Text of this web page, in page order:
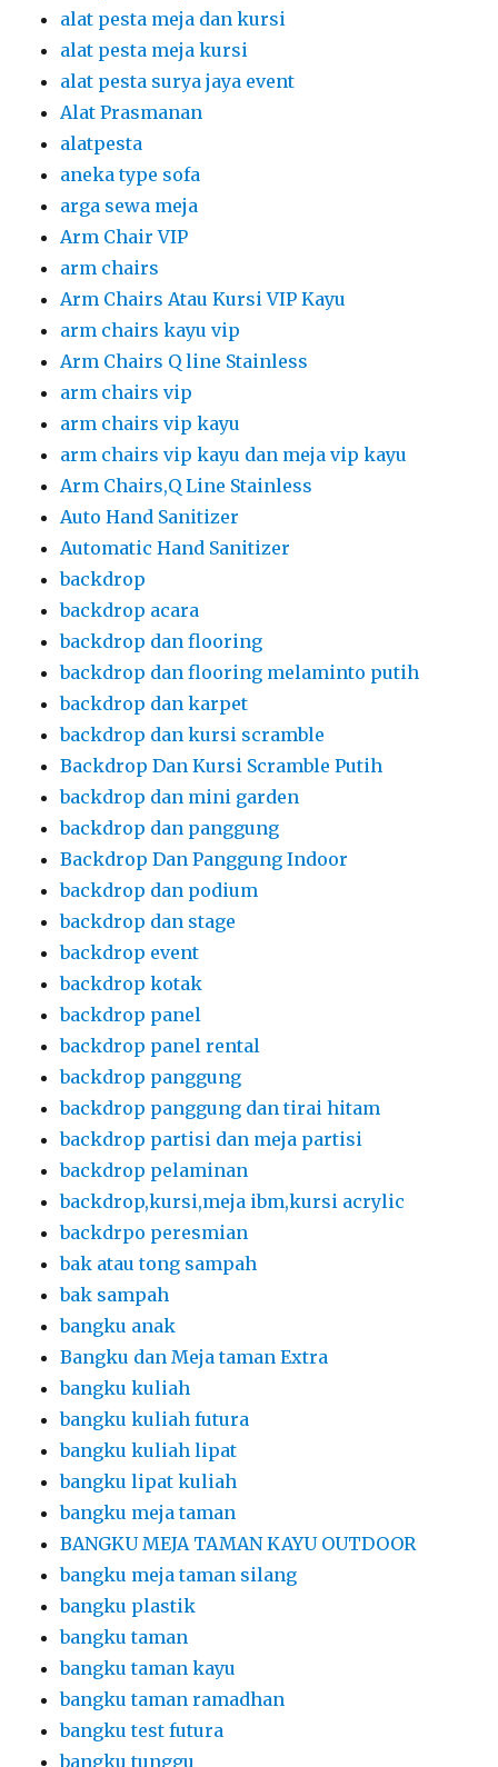
alat pesta meja dan kursi
alat pesta meja kursi
alat pesta surya jaya event
Alat Prasmanan
alatpesta
aneka type sofa
arga sewa meja
Arm Chair VIP
arm chairs
Arm Chairs Atau Kursi VIP Kayu
arm chairs kayu vip
Arm Chairs Q line Stainless
arm chairs vip
arm chairs vip kayu
arm chairs vip kayu dan meja vip kayu
Arm Chairs,Q Line Stainless
Auto Hand Sanitizer
Automatic Hand Sanitizer
backdrop
backdrop acara
backdrop dan flooring
backdrop dan flooring melaminto putih
backdrop dan karpet
backdrop dan kursi scramble
Backdrop Dan Kursi Scramble Putih
backdrop dan mini garden
backdrop dan panggung
Backdrop Dan Panggung Indoor
backdrop dan podium
backdrop dan stage
backdrop event
backdrop kotak
backdrop panel
backdrop panel rental
backdrop panggung
backdrop panggung dan tirai hitam
backdrop partisi dan meja partisi
backdrop pelaminan
backdrop,kursi,meja ibm,kursi acrylic
backdrpo peresmian
bak atau tong sampah
bak sampah
bangku anak
Bangku dan Meja taman Extra
bangku kuliah
bangku kuliah futura
bangku kuliah lipat
bangku lipat kuliah
bangku meja taman
BANGKU MEJA TAMAN KAYU OUTDOOR
bangku meja taman silang
bangku plastik
bangku taman
bangku taman kayu
bangku taman ramadhan
bangku test futura
bangku tunggu